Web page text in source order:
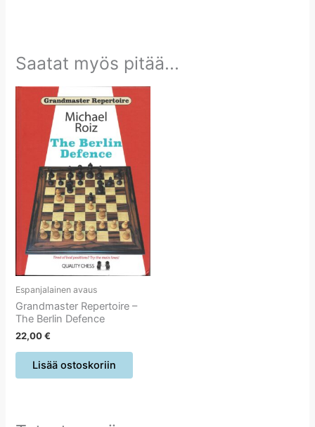
Saatat myös pitää...
Espanjalainen avaus
Grandmaster Repertoire –
The Berlin Defence
22,00€
Lisää ostoskoriin